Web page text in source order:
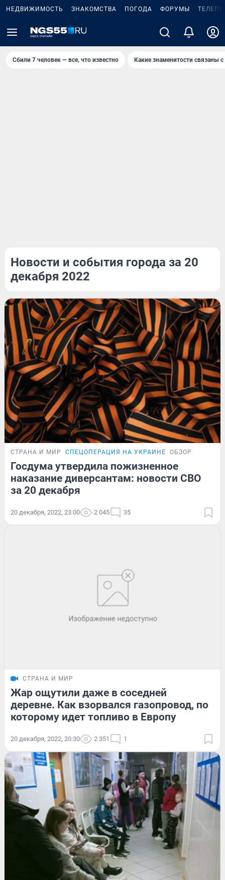
НЕДВИЖИМОСТЬ ЗНАКОМСТВА ПОГОДА ФОРУМЫ
Сбили 7 человек — все, что известно Какие знаменитости связаны
Новости и события города за 20
декабря 2022
СТРАНА И МИР СПЕЦОПЕРАЦИЯ НА УКРАИНЕ ОБЗОР
Госдума утвердила пожизненное
наказание диверсантам: новости СВО
за 20 декабря
20 декабря, 2022, 23:00 2 045 35
СТРАНА И МИР
Жар ощутили даже в соседней
деревне. Как взорвался газопровод, по
которому идет топливо в Европу
20 декабря, 2022, 20:30 2 351 1